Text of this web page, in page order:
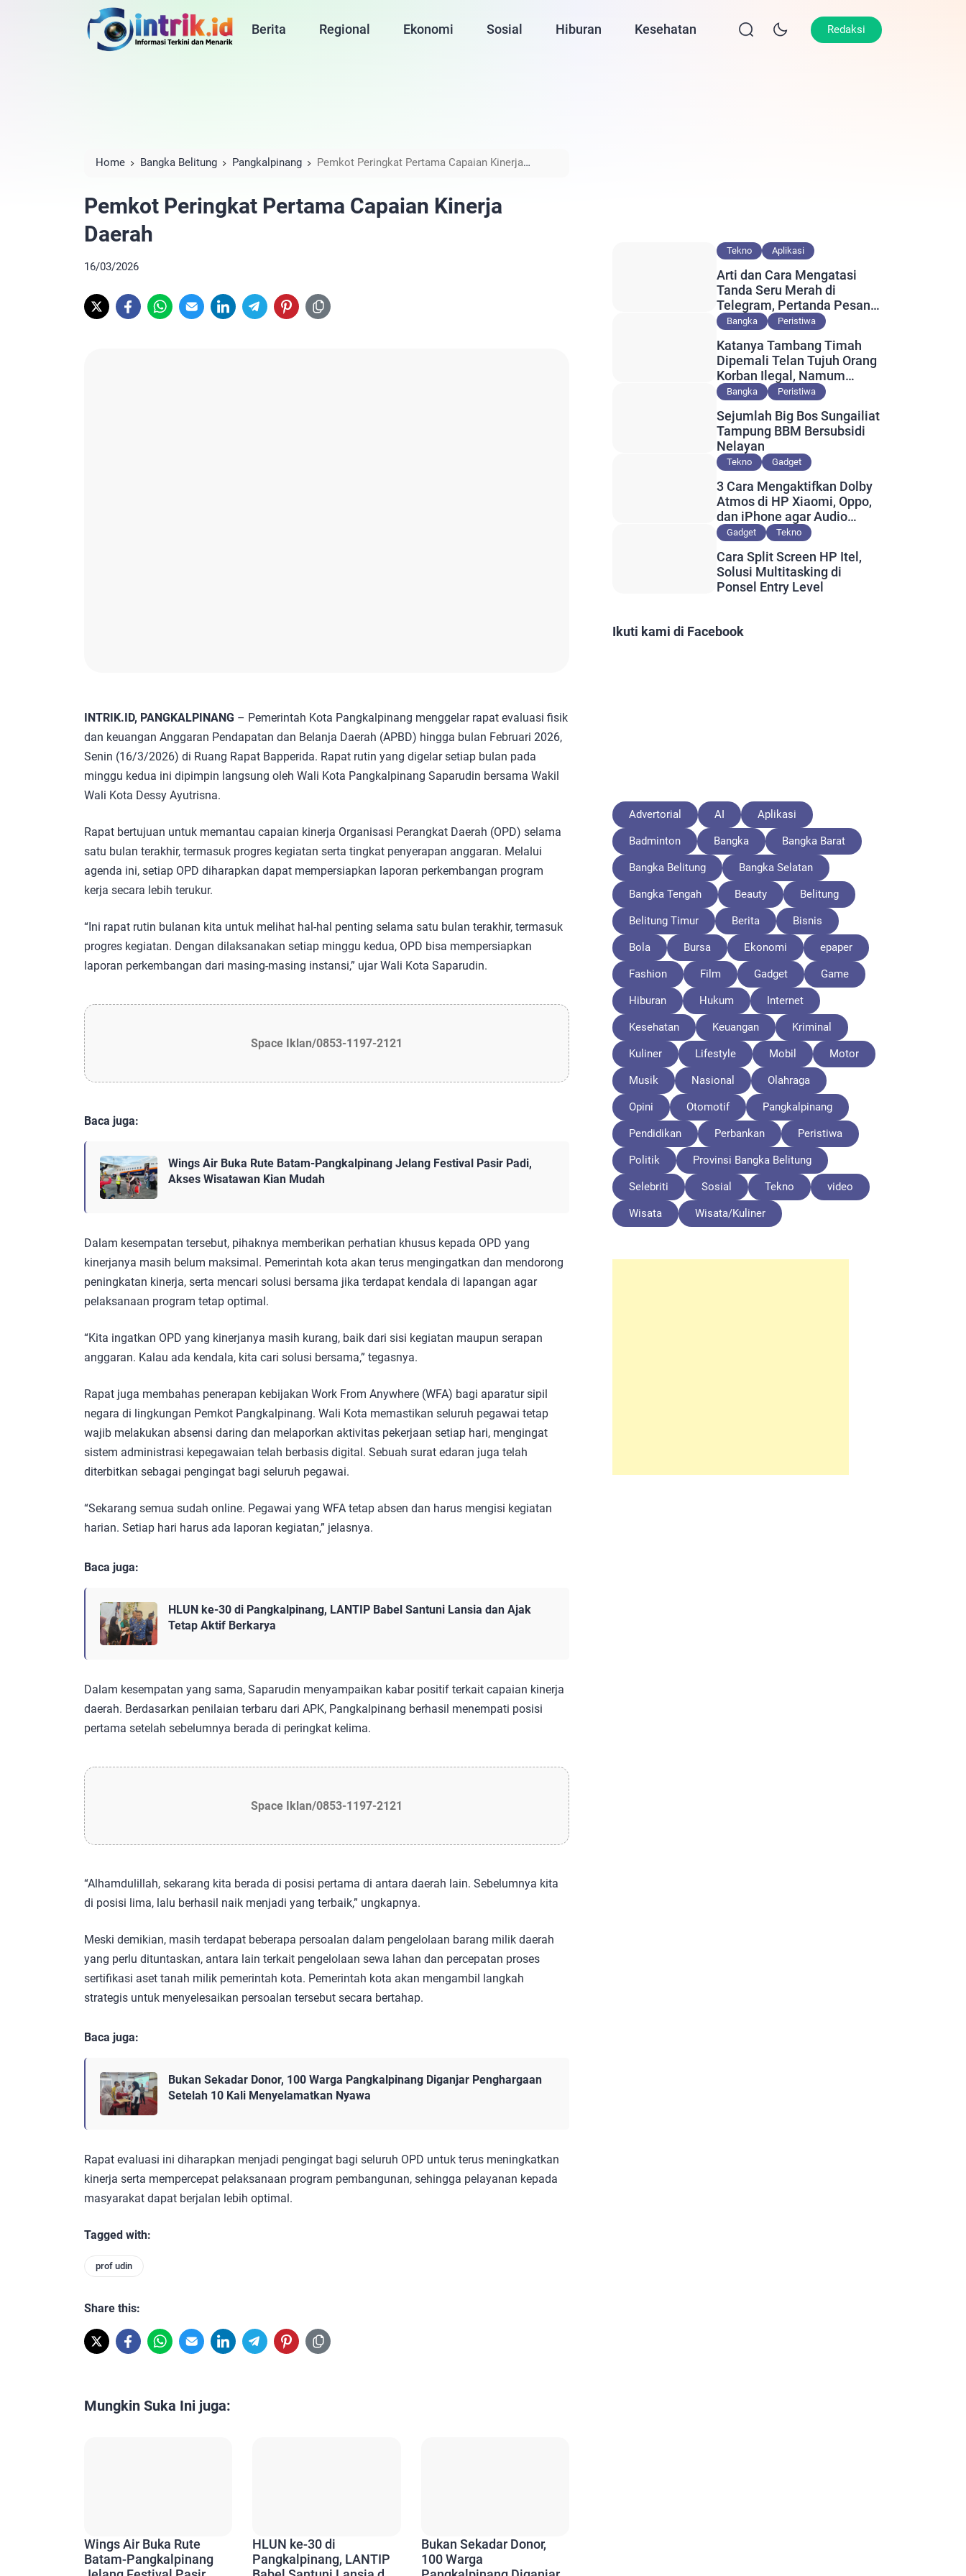
Berita Regional Ekonomi Sosial Hiburan Kesehatan Lifestyle Olahraga
Redaksi
Home Bangka Belitung Pangkalpinang
Pemkot Peringkat Pertama Capaian Kinerja
Pemkot Peringkat Pertama Capaian Kinerja
Daerah
16/03/2026
INTRIK.ID, PANGKALPINANG – Pemerintah Kota Pangkalpinang menggelar rapat evaluasi fisik
dan keuangan Anggaran Pendapatan dan Belanja Daerah (APBD) hingga bulan Februari 2026,
Senin (16/3/2026) di Ruang Rapat Bapperida. Rapat rutin yang digelar setiap bulan pada
minggu kedua ini dipimpin langsung oleh Wali Kota Pangkalpinang Saparudin bersama Wakil
Wali Kota Dessy Ayutrisna.
Rapat bertujuan untuk memantau capaian kinerja Organisasi Perangkat Daerah (OPD) selama
satu bulan terakhir, termasuk progres kegiatan serta tingkat penyerapan anggaran. Melalui
agenda ini, setiap OPD diharapkan dapat mempersiapkan laporan perkembangan program
kerja secara lebih terukur.
“Ini rapat rutin bulanan kita untuk melihat hal-hal penting selama satu bulan terakhir, termasuk
progres kegiatan. Dengan dilaksanakan setiap minggu kedua, OPD bisa mempersiapkan
laporan perkembangan dari masing-masing instansi,” ujar Wali Kota Saparudin.
Space Iklan/0853-1197-2121
Baca juga:
Wings Air Buka Rute Batam-Pangkalpinang Jelang Festival Pasir Padi,
Akses Wisatawan Kian Mudah
Dalam kesempatan tersebut, pihaknya memberikan perhatian khusus kepada OPD yang
kinerjanya masih belum maksimal. Pemerintah kota akan terus mengingatkan dan mendorong
peningkatan kinerja, serta mencari solusi bersama jika terdapat kendala di lapangan agar
pelaksanaan program tetap optimal.
“Kita ingatkan OPD yang kinerjanya masih kurang, baik dari sisi kegiatan maupun serapan
anggaran. Kalau ada kendala, kita cari solusi bersama,” tegasnya.
Rapat juga membahas penerapan kebijakan Work From Anywhere (WFA) bagi aparatur sipil
negara di lingkungan Pemkot Pangkalpinang. Wali Kota memastikan seluruh pegawai tetap
wajib melakukan absensi daring dan melaporkan aktivitas pekerjaan setiap hari, mengingat
sistem administrasi kepegawaian telah berbasis digital. Sebuah surat edaran juga telah
diterbitkan sebagai pengingat bagi seluruh pegawai.
“Sekarang semua sudah online. Pegawai yang WFA tetap absen dan harus mengisi kegiatan
harian. Setiap hari harus ada laporan kegiatan,” jelasnya.
Baca juga:
HLUN ke-30 di Pangkalpinang, LANTIP Babel Santuni Lansia dan Ajak
Tetap Aktif Berkarya
Dalam kesempatan yang sama, Saparudin menyampaikan kabar positif terkait capaian kinerja
daerah. Berdasarkan penilaian terbaru dari APK, Pangkalpinang berhasil menempati posisi
pertama setelah sebelumnya berada di peringkat kelima.
Space Iklan/0853-1197-2121
“Alhamdulillah, sekarang kita berada di posisi pertama di antara daerah lain. Sebelumnya kita
di posisi lima, lalu berhasil naik menjadi yang terbaik,” ungkapnya.
Meski demikian, masih terdapat beberapa persoalan dalam pengelolaan barang milik daerah
yang perlu dituntaskan, antara lain terkait pengelolaan sewa lahan dan percepatan proses
sertifikasi aset tanah milik pemerintah kota. Pemerintah kota akan mengambil langkah
strategis untuk menyelesaikan persoalan tersebut secara bertahap.
Baca juga:
Bukan Sekadar Donor, 100 Warga Pangkalpinang Diganjar Penghargaan
Setelah 10 Kali Menyelamatkan Nyawa
Rapat evaluasi ini diharapkan menjadi pengingat bagi seluruh OPD untuk terus meningkatkan
kinerja serta mempercepat pelaksanaan program pembangunan, sehingga pelayanan kepada
masyarakat dapat berjalan lebih optimal.
Tagged with:
prof udin
Share this:
Mungkin Suka Ini juga:
Wings Air Buka Rute
Batam-Pangkalpinang
HLUN ke-30 di
Pangkalpinang, LANTIP
Bukan Sekadar Donor,
100 Warga
Tekno Aplikasi
Arti dan Cara Mengatasi
Tanda Seru Merah di
Telegram, Pertanda Pesan
Gagal Terkirim?
Bangka Peristiwa
Katanya Tambang Timah
Dipemali Telan Tujuh Orang
Korban Ilegal, Namum
Muncul Slip Pembayaran
Bangka Peristiwa
Sejumlah Big Bos Sungailiat
Tampung BBM Bersubsidi
Nelayan
Tekno Gadget
3 Cara Mengaktifkan Dolby
Atmos di HP Xiaomi, Oppo,
dan iPhone agar Audio
Lebih Maksimal
Gadget Tekno
Cara Split Screen HP Itel,
Solusi Multitasking di
Ponsel Entry Level
Ikuti kami di Facebook
Advertorial AI Aplikasi
Badminton Bangka Bangka Barat
Bangka Belitung Bangka Selatan
Bangka Tengah Beauty Belitung
Belitung Timur Berita Bisnis
Bola Bursa Ekonomi epaper
Fashion Film Gadget Game
Hiburan Hukum Internet
Kesehatan Keuangan Kriminal
Kuliner Lifestyle Mobil Motor
Musik Nasional Olahraga
Opini Otomotif Pangkalpinang
Pendidikan Perbankan Peristiwa
Politik Provinsi Bangka Belitung
Selebriti Sosial Tekno video
Wisata Wisata/Kuliner